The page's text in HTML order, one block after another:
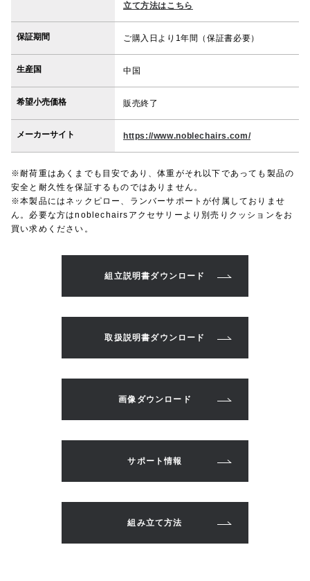
立て方法はこちら
保証期間 ご購入日より1年間（保証書必要）
生産国 中国
希望小売価格 販売終了
メーカーサイト https://www.noblechairs.com/
※耐荷重はあくまでも目安であり、体重がそれ以下であっても製品の
安全と耐久性を保証するものではありません。
※本製品にはネックピロー、ランバーサポートが付属しておりませ
ん。必要な方はnoblechairsアクセサリーより別売りクッションをお
買い求めください。
組立説明書ダウンロード
取扱説明書ダウンロード
画像ダウンロード
サポート情報
組み立て方法